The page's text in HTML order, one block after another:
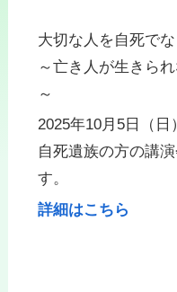
大切な人を自死で
～亡き人が生きら
～
2025年10月5日（日）
自死遺族の方の講
す。
詳細はこちら